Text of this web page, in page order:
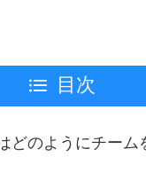
目次
どのようにチーム